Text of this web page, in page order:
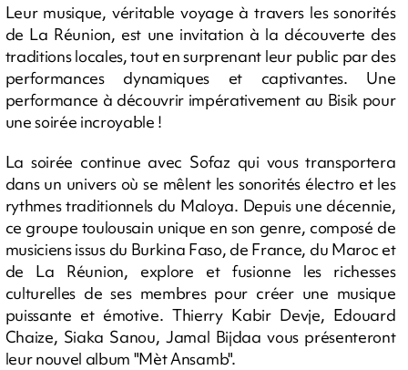
Leur musique, véritable voyage à travers les sonorités
de La Réunion, est une invitation à la découverte des
traditions locales, tout en surprenant leur public par des
performances dynamiques et captivantes. Une
performance à découvrir impérativement au Bisik pour
une soirée incroyable !
La soirée continue avec Sofaz qui vous transportera
dans un univers où se mêlent les sonorités électro et les
rythmes traditionnels du Maloya. Depuis une décennie,
ce groupe toulousain unique en son genre, composé de
musiciens issus du Burkina Faso, de France, du Maroc et
de La Réunion, explore et fusionne les richesses
culturelles de ses membres pour créer une musique
puissante et émotive. Thierry Kabir Devje, Edouard
Chaize, Siaka Sanou, Jamal Bijdaa vous présenteront
leur nouvel album "Mèt Ansamb".